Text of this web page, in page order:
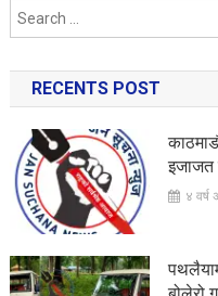
RECENTS POST
४ वर्ष